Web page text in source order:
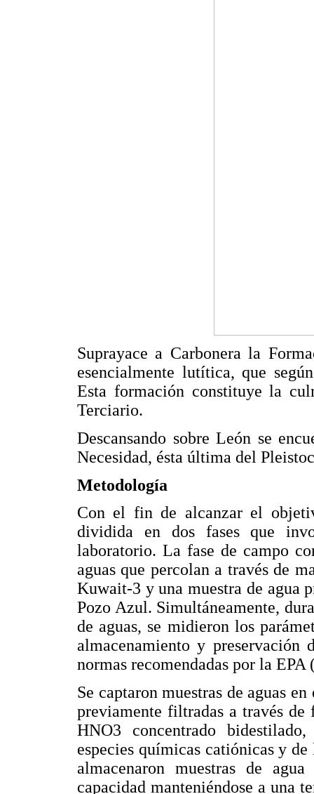
Suprayace a Carbonera la
esencialmente lutítica, que
Esta formación constituye la
Terciario.
Descansando sobre León se
Necesidad, ésta última del
Metodología
Con el fin de alcanzar el
dividida en dos fases que
laboratorio. La fase de campo
aguas que percolan a través de
Kuwait-3 y una muestra de agua
Pozo Azul. Simultáneamente,
de aguas, se midieron los
almacenamiento y preservación
normas recomendadas por la EPA
Se captaron muestras de aguas
previamente filtradas a través
HNO3 concentrado
especies químicas catiónicas y
almacenaron muestras de
capacidad manteniéndose a una